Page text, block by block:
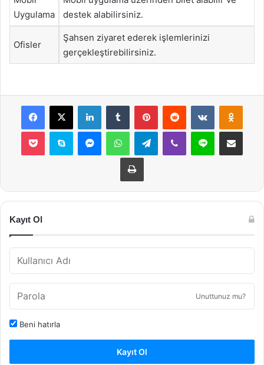
Uygulama
destek alabilirsiniz.
Ofisler
Şahsen ziyaret ederek işlemlerinizi
gerçekleştirebilirsiniz.
Facebook
X LinkedInTumblr PinterestReddit VKontakte
Pocket Skype MessengerWhatsAppTelegramViber Line E-Posta ile
Yazdır
Kayıt Ol
Unuttunuz mu?
Beni hatırla
Kayıt Ol